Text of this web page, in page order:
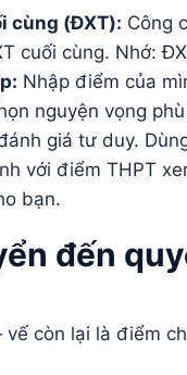
cùng (ĐXT): Công
cuối cùng. Nhớ:
Nhập điểm của
nguyện vọng
giá tư duy.
với điểm THPT
bạn.
đến
còn lại là điểm